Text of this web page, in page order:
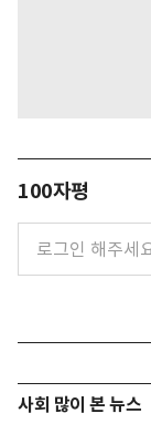
100자평
사회 많이 본 뉴스